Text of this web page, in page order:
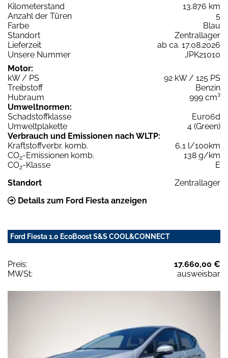
Kilometerstand
13.876 km
Anzahl der Türen
5
Farbe
Blau
Standort
Zentrallager
Lieferzeit
ab ca. 17.08.2026
Unsere Nummer
JPK21010
Motor:
kW / PS
92 kW / 125 PS
Treibstoff
Benzin
Hubraum
999 cm³
Umweltnormen:
Schadstoffklasse
Euro6d
Umweltplakette
4 (Green)
Verbrauch und Emissionen nach WLTP:
Kraftstoffverbr. komb.
6,1 l/100km
CO2-Emissionen komb.
138 g/km
CO2-Klasse
E
Standort
Zentrallager
Details zum Ford Fiesta anzeigen
Ford Fiesta 1.0 EcoBoost S&S COOL&CONNECT
Preis:
17.660,00 €
MWSt:
ausweisbar